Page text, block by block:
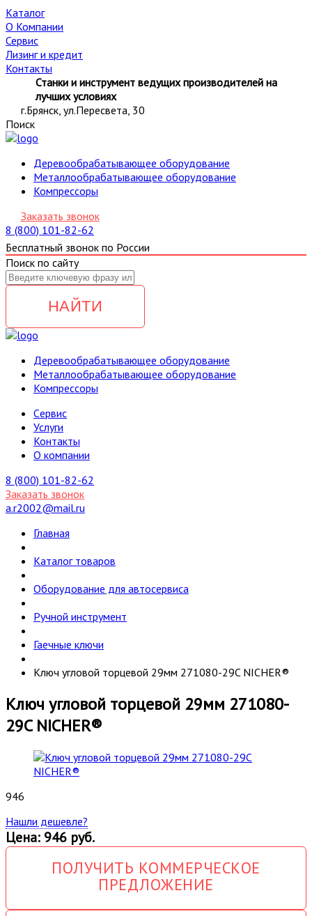
Каталог
О Компании
Сервис
Лизинг и кредит
Контакты
Станки и инструмент ведущих производителей на
лучших условиях
г.Брянск, ул.Пересвета, 30
Поиск
Деревообрабатывающее оборудование
Металлообрабатывающее оборудование
Компрессоры
Заказать звонок
8 (800) 101-82-62
Бесплатный звонок по России
Поиск по сайту
НАЙТИ
Деревообрабатывающее оборудование
Металлообрабатывающее оборудование
Компрессоры
Cервис
Услуги
Контакты
О компании
8 (800) 101-82-62
Заказать звонок
a.r2002@mail.ru
Главная
Каталог товаров
Оборудование для автосервиса
Ручной инструмент
Гаечные ключи
Ключ угловой торцевой 29мм 271080-29C NICHER®
Ключ угловой торцевой 29мм 271080-
29C NICHER®
946
Нашли дешевле?
Цена: 946 руб.
ПОЛУЧИТЬ КОММЕРЧЕСКОЕ
ПРЕДЛОЖЕНИЕ